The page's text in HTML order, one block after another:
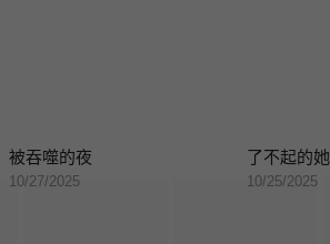
被吞噬的夜
10/27/2025
了不起的她
10/25/2025